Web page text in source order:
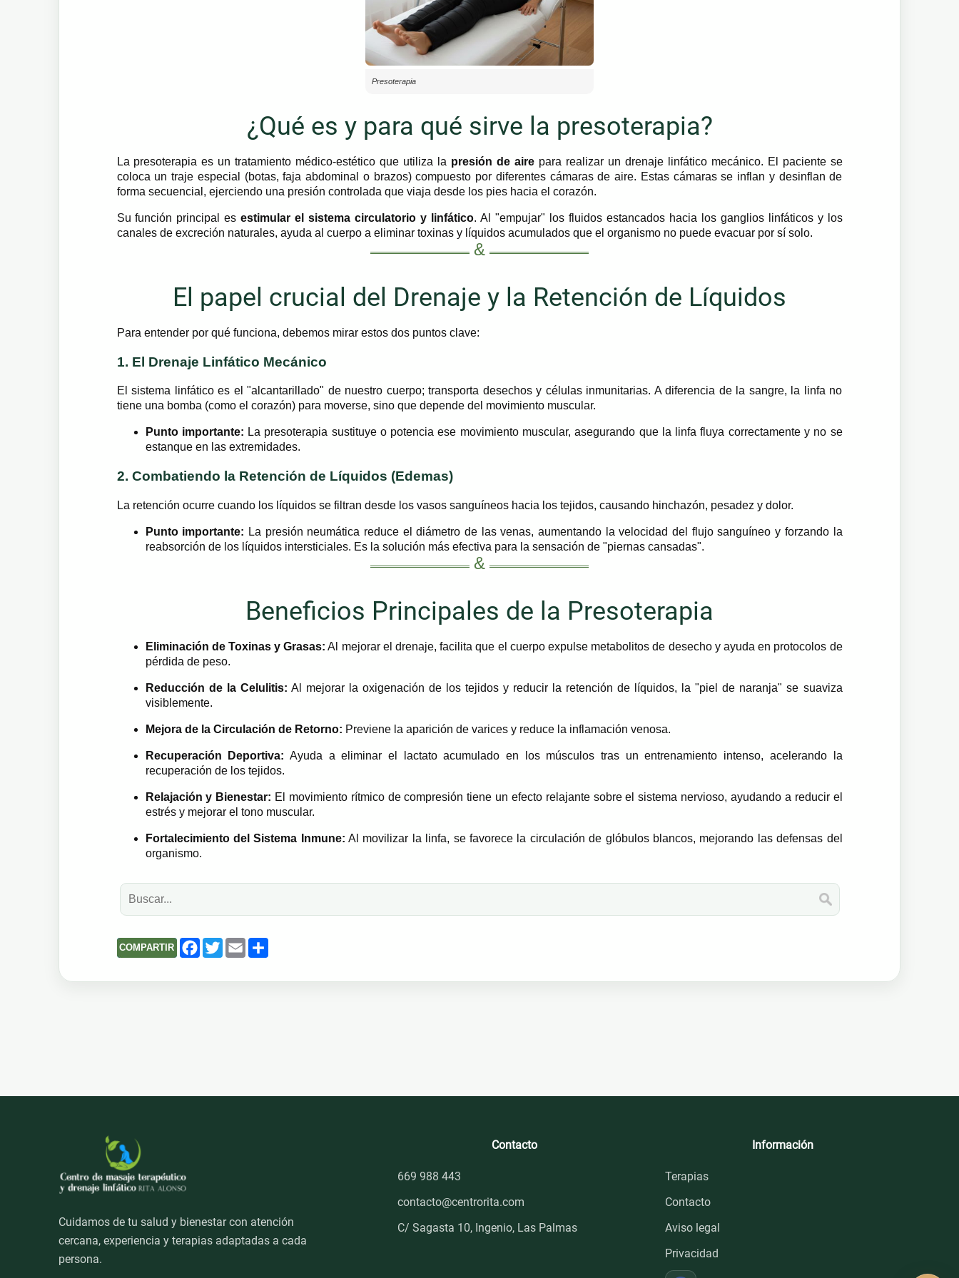
Presoterapia
¿Qué es y para qué sirve la presoterapia?
La presoterapia es un tratamiento médico-estético que utiliza la presión de airepara realizar un drenaje linfático mecánico. El paciente se
coloca un traje especial (botas, faja abdominal o brazos) compuesto por diferentes cámaras de aire. Estas cámaras se inflan y desinflan de
forma secuencial, ejerciendo una presión controlada que viaja desde los pies hacia el corazón.
Su función principal esestimular el sistema circulatorio y linfático. Al "empujar" los fluidos estancados hacia los ganglios linfáticos y los
canales de excreción naturales, ayuda al cuerpo a eliminar toxinas y líquidos acumulados que el organismo no puede evacuar por sí solo.
El papel crucial del Drenaje y la Retención de Líquidos
Para entender por qué funciona, debemos mirar estos dos puntos clave:
1. El Drenaje Linfático Mecánico
El sistema linfático es el "alcantarillado" de nuestro cuerpo; transporta desechos y células inmunitarias. A diferencia de la sangre, la linfa no
tiene una bomba (como el corazón) para moverse, sino que depende del movimiento muscular.
Punto importante: La presoterapia sustituye o potencia ese movimiento muscular, asegurando que la linfa fluya correctamente y no se
estanque en las extremidades.
2. Combatiendo la Retención de Líquidos (Edemas)
La retención ocurre cuando los líquidos se filtran desde los vasos sanguíneos hacia los tejidos, causando hinchazón, pesadez y dolor.
Punto importante: La presión neumática reduce el diámetro de las venas, aumentando la velocidad del flujo sanguíneo y forzando la
reabsorción de los líquidos intersticiales. Es la solución más efectiva para la sensación de "piernas cansadas".
Beneficios Principales de la Presoterapia
Eliminación de Toxinas y Grasas: Al mejorar el drenaje, facilita que el cuerpo expulse metabolitos de desecho y ayuda en protocolos de
pérdida de peso.
Reducción de la Celulitis: Al mejorar la oxigenación de los tejidos y reducir la retención de líquidos, la "piel de naranja" se suaviza
visiblemente.
Mejora de la Circulación de Retorno: Previene la aparición de varices y reduce la inflamación venosa.
Recuperación Deportiva: Ayuda a eliminar el lactato acumulado en los músculos tras un entrenamiento intenso, acelerando la
recuperación de los tejidos.
Relajación y Bienestar: El movimiento rítmico de compresión tiene un efecto relajante sobre el sistema nervioso, ayudando a reducir el
estrés y mejorar el tono muscular.
Fortalecimiento del Sistema Inmune: Al movilizar la linfa, se favorece la circulación de glóbulos blancos, mejorando las defensas del
organismo.
COMPARTIR
F
a
T
w
E
m
S
h
Cuidamos de tu salud y bienestar con atención
cercana, experiencia y terapias adaptadas a cada
persona.
Contacto
669 988 443
contacto@centrorita.com
C/ Sagasta 10, Ingenio, Las Palmas
Información
Terapias
Contacto
Aviso legal
Privacidad